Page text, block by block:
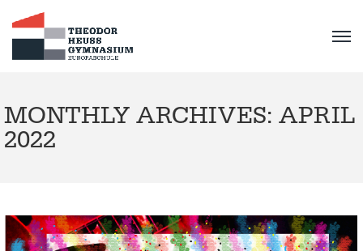
MONTHLY ARCHIVES: APRIL
2022